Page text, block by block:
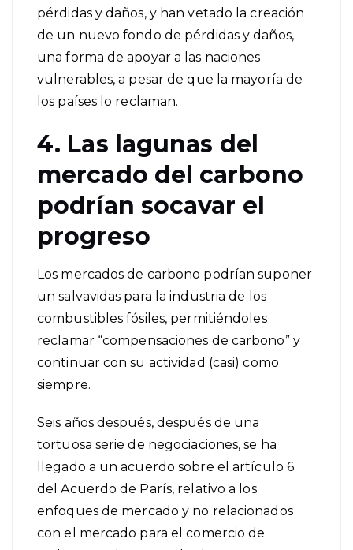
pérdidas y daños, y han vetado la creación
de un nuevo fondo de pérdidas y daños,
una forma de apoyar a las naciones
vulnerables, a pesar de que la mayoría de
los países lo reclaman.
4. Las lagunas del
mercado del carbono
podrían socavar el
progreso
Los mercados de carbono podrían suponer
un salvavidas para la industria de los
combustibles fósiles, permitiéndoles
reclamar “compensaciones de carbono” y
continuar con su actividad (casi) como
siempre.
Seis años después, después de una
tortuosa serie de negociaciones, se ha
llegado a un acuerdo sobre el artículo 6
del Acuerdo de París, relativo a los
enfoques de mercado y no relacionados
con el mercado para el comercio de